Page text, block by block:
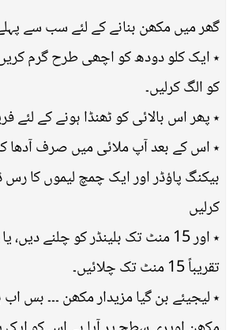
گھر میں مکھن بنانے کے لئے سب سے
٭ ایک کلو دودھ کو اچھی طرح گرم
کو الگ کرلیں۔
٭ پھر اس بالائی کو ٹھنڈا ہونے کے لئے
٭ اس کے بعد آپ ملائی میں صرف آدھا
بیکنگ پاؤڈر اور ایک چمچ لیموں کا رس
کرلیں
٭ اور 15 منٹ تک بلینڈر کو چلنے
تقریباً 15 منٹ تک چلائیں۔
٭ لیجیئے بن گیا مزیدار مکھن ۔۔۔ بس اب